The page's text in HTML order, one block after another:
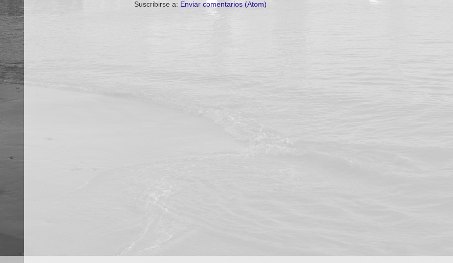
Suscribirse a: Enviar comentarios (Atom)